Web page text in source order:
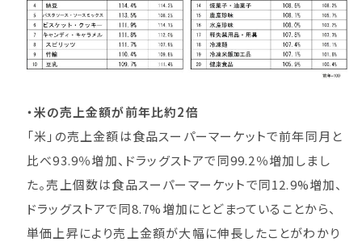
・米の売上金額が前年比約2倍
「米」の売上金額は食品スーパーマーケットで前年同月と
比べ93.9％増加、ドラッグストアで同99.2％増加しまし
た。売上個数は食品スーパーマーケットで同12.9%増加、
ドラッグストアで同8.7%増加にとどまっていることから、
単価上昇により売上金額が大幅に伸長したことがわかり